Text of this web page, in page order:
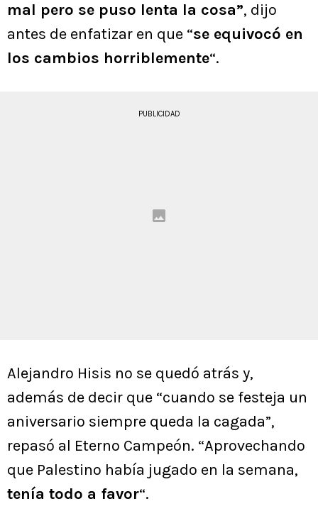
mal pero se puso lenta la cosa”, dijo
antes de enfatizar en que “se equivocó en
los cambios horriblemente“.
PUBLICIDAD
Alejandro Hisis no se quedó atrás y,
además de decir que “cuando se festeja un
aniversario siempre queda la cagada”,
repasó al Eterno Campeón. “Aprovechando
que Palestino había jugado en la semana,
tenía todo a favor“.